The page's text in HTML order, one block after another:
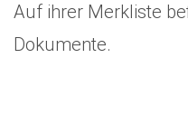
Auf ihrer Merkliste
Dokumente.